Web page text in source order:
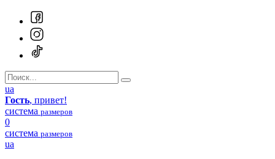
ua
Гость, привет!
система размеров
0
система размеров
ua